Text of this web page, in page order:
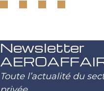
Newsletter
Toute l’actualité du